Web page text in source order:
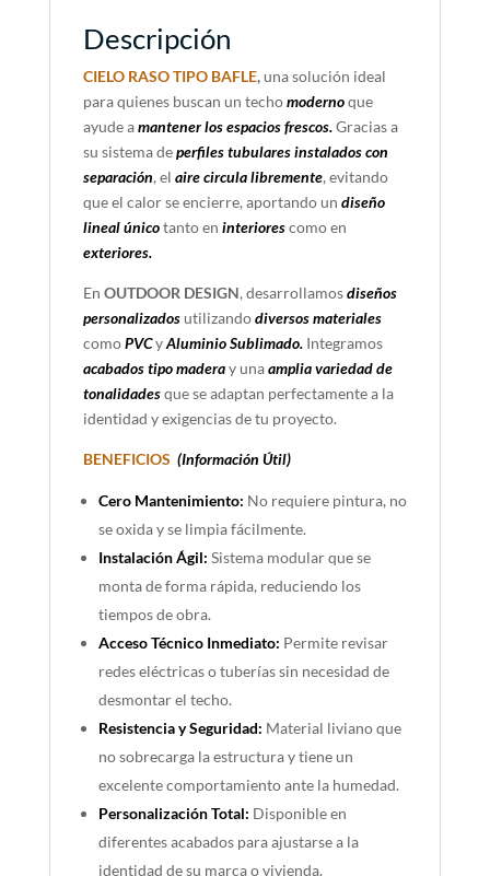
e
Descripción
CIELO RASO TIPO BAFLE, una solución ideal
para quienes buscan un techomodernoque
ayude amantener los espacios frescos.Gracias a
su sistema deperfiles tubulares instalados con
separación, el aire circula libremente, evitando
que el calor se encierre, aportando un diseño
lineal únicotanto en interiorescomo en
exteriores.
En OUTDOOR DESIGN, desarrollamosdiseños
personalizadosutilizandodiversos materiales
comoPVCyAluminio Sublimado.Integramos
acabados tipo maderay unaamplia variedad de
tonalidadesque se adaptan perfectamente a la
identidad y exigencias de tu proyecto.
BENEFICIOS (Información Útil)
Cero Mantenimiento: No requiere pintura, no
se oxida y se limpia fácilmente.
Instalación Ágil: Sistema modular que se
monta de forma rápida, reduciendo los
tiempos de obra.
Acceso Técnico Inmediato: Permite revisar
redes eléctricas o tuberías sin necesidad de
desmontar el techo.
Resistencia y Seguridad: Material liviano que
no sobrecarga la estructura y tiene un
excelente comportamiento ante la humedad.
Personalización Total: Disponible en
diferentes acabados para ajustarse a la
identidad de su marca o vivienda.